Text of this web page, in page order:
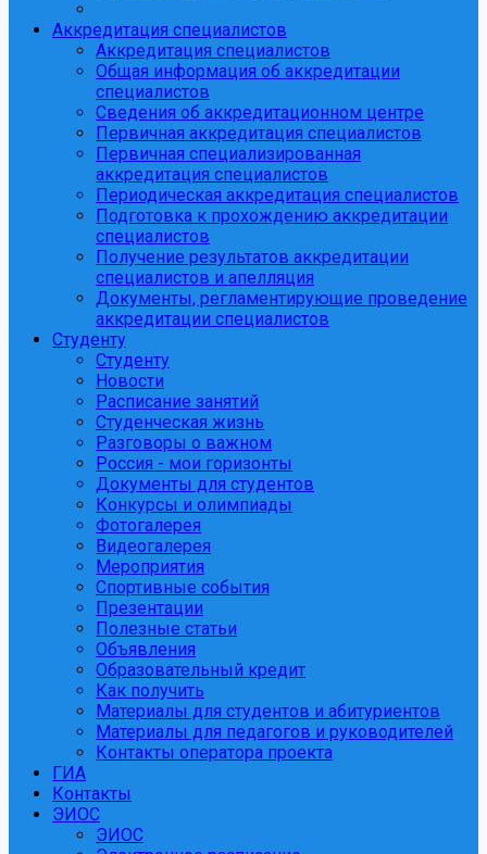
Аккредитация специалистов
Аккредитация специалистов
Общая информация об аккредитации
специалистов
Сведения об аккредитационном центре
Первичная аккредитация специалистов
Первичная специализированная
аккредитация специалистов
Периодическая аккредитация специалистов
Подготовка к прохождению аккредитации
специалистов
Получение результатов аккредитации
специалистов и апелляция
Документы, регламентирующие проведение
аккредитации специалистов
Студенту
Студенту
Новости
Расписание занятий
Студенческая жизнь
Разговоры о важном
Россия - мои горизонты
Документы для студентов
Конкурсы и олимпиады
Фотогалерея
Видеогалерея
Мероприятия
Спортивные события
Презентации
Полезные статьи
Объявления
Образовательный кредит
Как получить
Материалы для студентов и абитуриентов
Материалы для педагогов и руководителей
Контакты оператора проекта
ГИА
Контакты
ЭИОС
ЭИОС